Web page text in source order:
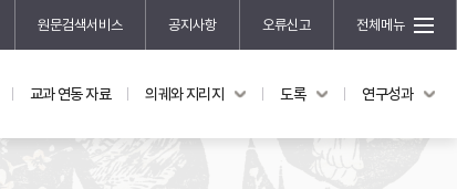
원문검색서비스 공지사항 오류신고 전체메뉴
연구성과
교과 연동 자료 의궤와 지리지 도록 연구성과